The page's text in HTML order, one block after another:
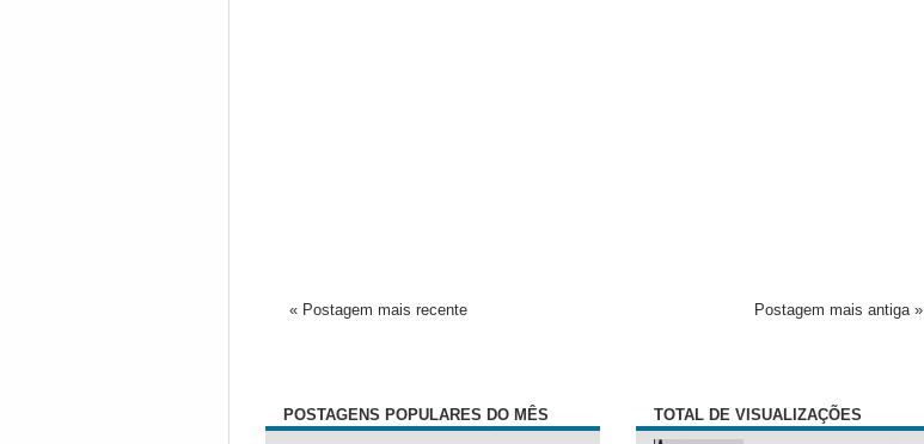
« Postagem mais recente Postagem mais antiga »
POSTAGENS POPULARES DO MÊS TOTAL DE VISUALIZAÇÕES